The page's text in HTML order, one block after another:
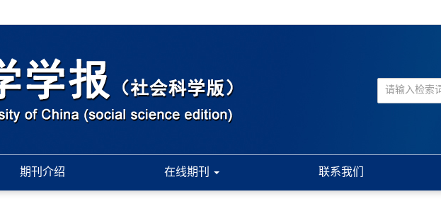
期刊介绍 在线期刊 联系我们